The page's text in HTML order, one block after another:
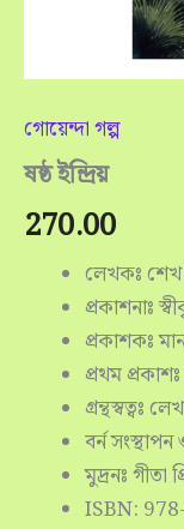
গোয়েন্দা গল্প
ষষ্ঠ ইন্দ্রিয়
270.00
লেখকঃ
প্রকাশনাঃ
প্রকাশকঃ
প্রথম
গ্রন্থস্বত্বঃ
বর্ন
মুদ্রনঃ গীতা
ISBN: